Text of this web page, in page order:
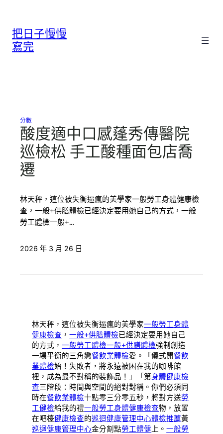
把日子慢慢
寫完
分數
酸度適中口感蓬秀傳醫院
巡檢松 手工酸種面包店喬
遷
林天秤，這位被失衡逼瘋的美學家一般勞工身體健康檢
查，一般+供膳體檢已經決定要用她自己的方式，一般
勞工體檢一般+…
2026 年 3 月 26 日
林天秤，這位被失衡逼瘋的美學家一般勞工身體
健康檢查 ，一般+供膳體檢已經決定要用她自己
的方式，一般勞工體檢一般+供膳體檢強制創造
一場平衡的三角戀餐飲業體檢愛。「儀式開餐飲
業體檢始！失敗者，將永遠被困在我的咖啡館
裡，成為最不對稱的裝飾品！」「第身體健康檢
查三階段：時間與空間的絕對對稱。你們必須同
時在餐飲業體檢十點零三分零五秒，將對方送勞
工健檢給我的禮一般勞工身體健康檢查物，放置
在吧檯健康檢查的巡迴健康管理中心體檢推薦黃
巡迴健康管理中心金分割點勞工體健 上。一般勞